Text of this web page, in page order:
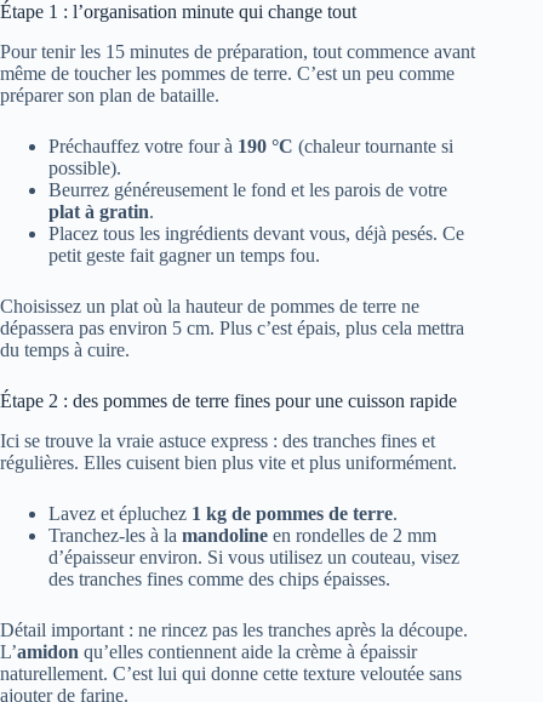
Étape 1 : l’organisation minute qui change tout
Pour tenir les 15 minutes de préparation, tout commence avant
même de toucher les pommes de terre. C’est un peu comme
préparer son plan de bataille.
Préchauffez votre four à 190 °C (chaleur tournante si
possible).
Beurrez généreusement le fond et les parois de votre
plat à gratin.
Placez tous les ingrédients devant vous, déjà pesés. Ce
petit geste fait gagner un temps fou.
Choisissez un plat où la hauteur de pommes de terre ne
dépassera pas environ 5 cm. Plus c’est épais, plus cela mettra
du temps à cuire.
Étape 2 : des pommes de terre fines pour une cuisson rapide
Ici se trouve la vraie astuce express : des tranches fines et
régulières. Elles cuisent bien plus vite et plus uniformément.
Lavez et épluchez 1 kg de pommes de terre.
Tranchez-les à la mandoline en rondelles de 2 mm
d’épaisseur environ. Si vous utilisez un couteau, visez
des tranches fines comme des chips épaisses.
Détail important : ne rincez pas les tranches après la découpe.
L’amidon qu’elles contiennent aide la crème à épaissir
naturellement. C’est lui qui donne cette texture veloutée sans
ajouter de farine.